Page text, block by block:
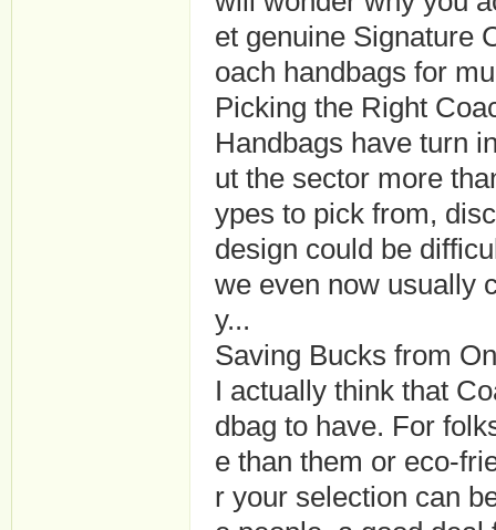
et genuine Signature
oach handbags for
Picking the Right
Handbags have turn
ut the sector more
ypes to pick from,
design could be
we even now usually
y...
Saving Bucks from
I actually think that
dbag to have. For
e than them or eco-
r your selection can